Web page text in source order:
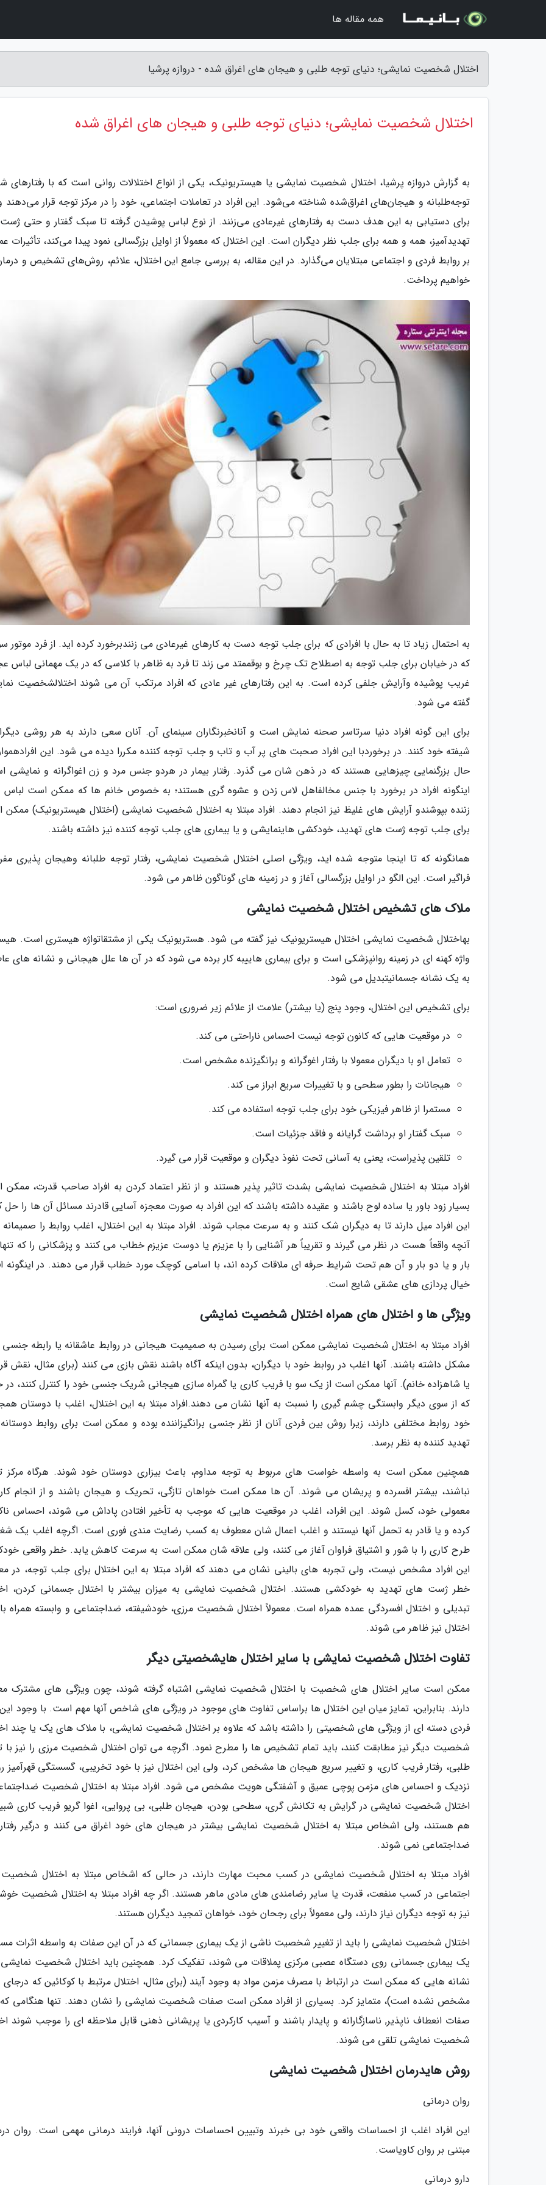
اختلال شخصیت نمایشی؛ دنیای توجه طلبی و هیجان های اغراق شده - دروازه پرشیا
اختلال شخصیت نمایشی؛ دنیای توجه طلبی و هیجان های اغراق شده
به گزارش دروازه پرشیا، اختلال شخصیت نمایشی یا هیستریونیک، یکی از انواع اختلالات روانی است که با رفتارهای
توجه‌طلبانه و هیجان‌های اغراق‌شده شناخته می‌شود. این افراد در تعاملات اجتماعی، خود را در مرکز توجه قرار می‌دهند
برای دستیابی به این هدف دست به رفتارهای غیرعادی می‌زنند. از نوع لباس پوشیدن گرفته تا سبک گفتار و حتی
تهدیدآمیز، همه و همه برای جلب نظر دیگران است. این اختلال که معمولاً از اوایل بزرگسالی نمود پیدا می‌کند، تأثیرات
بر روابط فردی و اجتماعی مبتلایان می‌گذارد. در این مقاله، به بررسی جامع این اختلال، علائم، روش‌های تشخیص و
خواهیم پرداخت.
به احتمال زیاد تا به حال با افرادی که برای جلب توجه دست به کارهای غیرعادی می زنندبرخورد کرده اید. از فرد موتور
که در خیابان برای جلب توجه به اصطلاح تک چرخ و بوقممتد می زند تا فرد به ظاهر با کلاسی که در یک مهمانی لباس
غریب پوشیده وآرایش جلفی کرده است. به این رفتارهای غیر عادی که افراد مرتکب آن می شوند اختلالشخصیت
گفته می شود.
برای این گونه افراد دنیا سرتاسر صحنه نمایش است و آنانخبرنگاران سینمای آن. آنان سعی دارند به هر روشی
شیفته خود کنند. در برخوردبا این افراد صحبت های پر آب و تاب و جلب توجه کننده مکررا دیده می شود. این
حال بزرگنمایی چیزهایی هستند که در ذهن شان می گذرد. رفتار بیمار در هردو جنس مرد و زن اغواگرانه و نمایشی
اینگونه افراد در برخورد با جنس مخالفاهل لاس زدن و عشوه گری هستند؛ به خصوص خانم ها که ممکن است
زننده بپوشندو آرایش های غلیظ نیز انجام دهند. افراد مبتلا به اختلال شخصیت نمایشی (اختلال هیستریونیک)
برای جلب توجه ژست های تهدید، خودکشی هاینمایشی و یا بیماری های جلب توجه کننده نیز داشته باشند.
همانگونه که تا اینجا متوجه شده اید، ویژگی اصلی اختلال شخصیت نمایشی، رفتار توجه طلبانه وهیجان پذیری
فراگیر است. این الگو در اوایل بزرگسالی آغاز و در زمینه های گوناگون ظاهر می شود.
ملاک های تشخیص اختلال شخصیت نمایشی
بهاختلال شخصیت نمایشی اختلال هیستریونیک نیز گفته می شود. هستریونیک یکی از مشتقاتواژه هیستری است.
واژه کهنه ای در زمینه روانپزشکی است و برای بیماری هاییبه کار برده می شود که در آن ها علل هیجانی و نشانه های
به یک نشانه جسمانیتبدیل می شود.
برای تشخیص این اختلال، وجود پنج (یا بیشتر) علامت از علائم زیر ضروری است:
در موقعیت هایی که کانون توجه نیست احساس ناراحتی می کند.
تعامل او با دیگران معمولا با رفتار اغوگرانه و برانگیزنده مشخص است.
هیجانات را بطور سطحی و با تغییرات سریع ابراز می کند.
مستمرا از ظاهر فیزیکی خود برای جلب توجه استفاده می کند.
سبک گفتار او برداشت گرایانه و فاقد جزئیات است.
تلقین پذیراست، یعنی به آسانی تحت نفوذ دیگران و موقعیت قرار می گیرد.
افراد مبتلا به اختلال شخصیت نمایشی بشدت تاثیر پذیر هستند و از نظر اعتماد کردن به افراد صاحب قدرت،
بسیار زود باور یا ساده لوح باشند و عقیده داشته باشند که این افراد به صورت معجزه آسایی قادرند مسائل آن ها را حل
این افراد میل دارند تا به دیگران شک کنند و به سرعت مجاب شوند. افراد مبتلا به این اختلال، اغلب روابط را صمیمانه
آنچه واقعاً هست در نظر می گیرند و تقریباً هر آشنایی را با عزیزم یا دوست عزیزم خطاب می کنند و پزشکانی را که
بار و یا دو بار و آن هم تحت شرایط حرفه ای ملاقات کرده اند، با اسامی کوچک مورد خطاب قرار می دهند. در اینگونه
خیال پردازی های عشقی شایع است.
ویژگی ها و اختلال های همراه اختلال شخصیت نمایشی
افراد مبتلا به اختلال شخصیت نمایشی ممکن است برای رسیدن به صمیمیت هیجانی در روابط عاشقانه یا رابطه
مشکل داشته باشند. آنها اغلب در روابط خود با دیگران، بدون اینکه آگاه باشند نقش بازی می کنند (برای مثال، نقش
یا شاهزاده خانم). آنها ممکن است از یک سو با فریب کاری یا گمراه سازی هیجانی شریک جنسی خود را کنترل کنند، در
که از سوی دیگر وابستگی چشم گیری را نسبت به آنها نشان می دهند.افراد مبتلا به این اختلال، اغلب با دوستان
خود روابط مختلفی دارند، زیرا روش بین فردی آنان از نظر جنسی برانگیزاننده بوده و ممکن است برای روابط دوستانه
تهدید کننده به نظر برسد.
همچنین ممکن است به واسطه خواست های مربوط به توجه مداوم، باعث بیزاری دوستان خود شوند. هرگاه مرکز
نباشند، بیشتر افسرده و پریشان می شوند. آن ها ممکن است خواهان تازگی، تحریک و هیجان باشند و از انجام
معمولی خود، کسل شوند. این افراد، اغلب در موقعیت هایی که موجب به تأخیر افتادن پاداش می شوند، احساس
کرده و یا قادر به تحمل آنها نیستند و اغلب اعمال شان معطوف به کسب رضایت مندی فوری است. اگرچه اغلب یک
طرح کاری را با شور و اشتیاق فراوان آغاز می کنند، ولی علاقه شان ممکن است به سرعت کاهش یابد. خطر واقعی
این افراد مشخص نیست، ولی تجربه های بالینی نشان می دهند که افراد مبتلا به این اختلال برای جلب توجه، در
خطر ژست های تهدید به خودکشی هستند. اختلال شخصیت نمایشی به میزان بیشتر با اختلال جسمانی کردن،
تبدیلی و اختلال افسردگی عمده همراه است. معمولاً اختلال شخصیت مرزی، خودشیفته، ضداجتماعی و وابسته همراه
اختلال نیز ظاهر می شوند.
تفاوت اختلال شخصیت نمایشی با سایر اختلال هایشخصیتی دیگر
ممکن است سایر اختلال های شخصیت با اختلال شخصیت نمایشی اشتباه گرفته شوند، چون ویژگی های مشترک
دارند. بنابراین، تمایز میان این اختلال ها براساس تفاوت های موجود در ویژگی های شاخص آنها مهم است. با وجود
فردی دسته ای از ویژگی های شخصیتی را داشته باشد که علاوه بر اختلال شخصیت نمایشی، با ملاک های یک یا چند
شخصیت دیگر نیز مطابقت کنند، باید تمام تشخیص ها را مطرح نمود. اگرچه می توان اختلال شخصیت مرزی را نیز با
طلبی، رفتار فریب کاری، و تغییر سریع هیجان ها مشخص کرد، ولی این اختلال نیز با خود تخریبی، گسستگی قهرآمیز
نزدیک و احساس های مزمن پوچی عمیق و آشفتگی هویت مشخص می شود. افراد مبتلا به اختلال شخصیت
اختلال شخصیت نمایشی در گرایش به تکانش گری، سطحی بودن، هیجان طلبی، بی پروایی، اغوا گریو فریب کاری
هم هستند، ولی اشخاص مبتلا به اختلال شخصیت نمایشی بیشتر در هیجان های خود اغراق می کنند و درگیر
ضداجتماعی نمی شوند.
افراد مبتلا به اختلال شخصیت نمایشی در کسب محبت مهارت دارند، در حالی که اشخاص مبتلا به اختلال
اجتماعی در کسب منفعت، قدرت یا سایر رضامندی های مادی ماهر هستند. اگر چه افراد مبتلا به اختلال شخصیت
نیز به توجه دیگران نیاز دارند، ولی معمولاً برای رجحان خود، خواهان تمجید دیگران هستند.
اختلال شخصیت نمایشی را باید از تغییر شخصیت ناشی از یک بیماری جسمانی که در آن این صفات به واسطه اثرات
یک بیماری جسمانی روی دستگاه عصبی مرکزی پملاقات می شوند، تفکیک کرد. همچنین باید اختلال شخصیت نمایشی
نشانه هایی که ممکن است در ارتباط با مصرف مزمن مواد به وجود آیند (برای مثال، اختلال مرتبط با کوکائین که درجای
مشخص نشده است)، متمایز کرد. بسیاری از افراد ممکن است صفات شخصیت نمایشی را نشان دهند. تنها هنگامی
صفات انعطاف ناپذیر, ناسازگارانه و پایدار باشند و آسیب کارکردی یا پریشانی ذهنی قابل ملاحظه ای را موجب شوند
شخصیت نمایشی تلقی می شوند.
روش هایدرمان اختلال شخصیت نمایشی
روان درمانی
این افراد اغلب از احساسات واقعی خود بی خبرند وتبیین احساسات درونی آنها، فرایند درمانی مهمی است. روان
مبتنی بر روان کاویاست.
دارو درمانی
همه مقاله ها